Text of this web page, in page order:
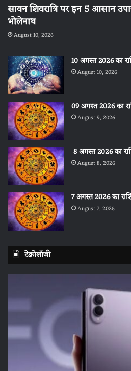
सावन शिवरात्रि पर इन 5 आसान
भोलेनाथ
August 10, 2026
10 अगस्त 2026 का
August 10, 2026
09 अगस्त 2026 का
August 9, 2026
8 अगस्त 2026 का
August 8, 2026
7 अगस्त 2026 का
August 7, 2026
टेक्नोलॉजी